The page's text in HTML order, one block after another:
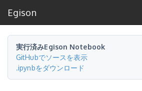
Egison
実行済みEgison Notebook
GitHubでソースを表示
.ipynbをダウンロード